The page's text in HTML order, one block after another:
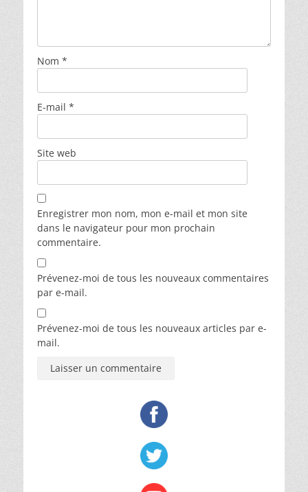
Nom *
E-mail *
Site web
Enregistrer mon nom, mon e-mail et mon site
dans le navigateur pour mon prochain
commentaire.
Prévenez-moi de tous les nouveaux commentaires
par e-mail.
Prévenez-moi de tous les nouveaux articles par e-
mail.